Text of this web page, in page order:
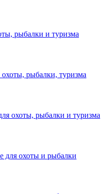
рыбалки и туризма
рыбалки, туризма
охоты, рыбалки и туризма
для охоты и рыбалки